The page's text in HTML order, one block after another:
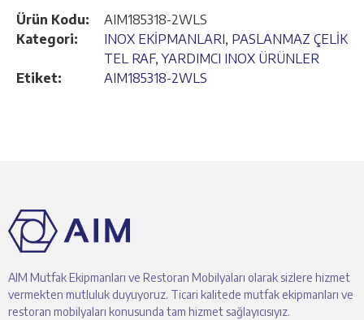
Ürün Kodu:
AIM185318-2WLS
Kategori:
INOX EKİPMANLARI, PASLANMAZ ÇELİK
TEL RAF,YARDIMCI INOX ÜRÜNLER
Etiket:
AIM185318-2WLS
AIM Mutfak Ekipmanları ve Restoran Mobilyaları olarak sizlere hizmet
vermekten mutluluk duyuyoruz. Ticari kalitede mutfak ekipmanları ve
restoran mobilyaları konusunda tam hizmet sağlayıcısıyız.